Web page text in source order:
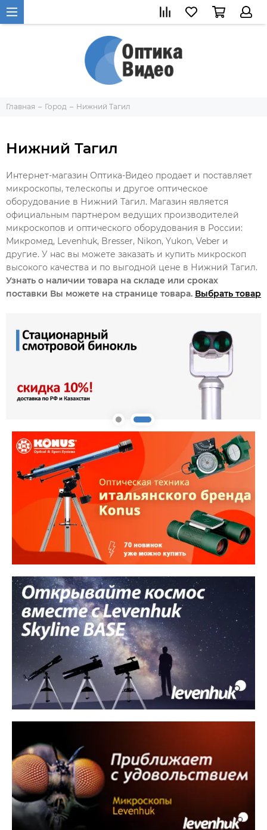
Главная Город Нижний Тагил
Нижний Тагил
Интернет-магазин Оптика-Видео продает и поставляет
микроскопы, телескопы и другое оптическое
оборудование в Нижний Тагил. Магазин является
официальным партнером ведущих производителей
микроскопов и оптического оборудования в России:
Микромед, Levenhuk, Bresser, Nikon, Yukon, Veber и
другие. У нас вы можете заказать и купить микроскоп
высокого качества и по выгодной цене в Нижний Тагил.
Узнать о наличии товара на складе или сроках
поставки Вы можете на странице товара. Выбрать товар